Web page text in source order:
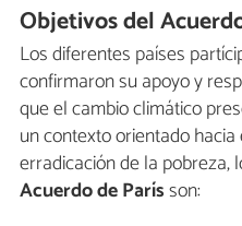
Objetivos del
Los diferentes países
confirmaron su apoyo y
que el cambio climático
un contexto orientado
erradicación de la pobreza,
Acuerdo de Parísson: